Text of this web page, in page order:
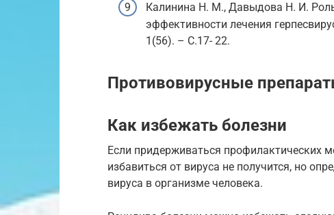
Калинина Н. М., Давыдова Н. И.
эффективности лечения
1(56). – С.17- 22.
Противовирусные
Как избежать болезни
Если придерживаться профилактических
избавиться от вируса не получится, но
вируса в организме человека.